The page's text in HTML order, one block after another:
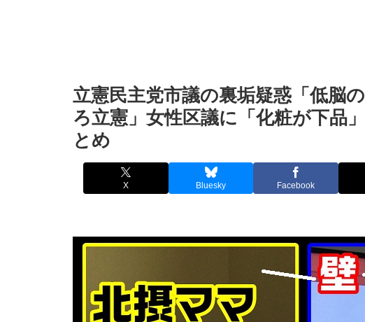
立憲民主党市議の裏垢疑惑「低脳
ろ立憲」女性区議に「化粧が下品
とめ
X Bluesky Facebook